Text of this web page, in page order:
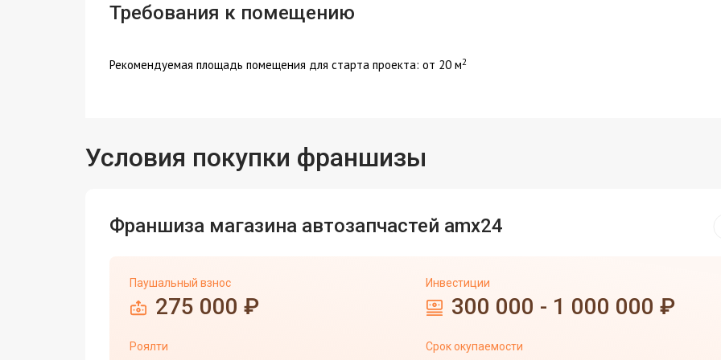
Требования к помещению
Рекомендуемая площадь помещения для старта проекта: от 20 м2
Условия покупки франшизы
Франшиза магазина автозапчастей amx24
Паушальный взнос
275 000 ₽
Инвестиции
300 000 - 1 000 000 ₽
Роялти Срок окупаемости